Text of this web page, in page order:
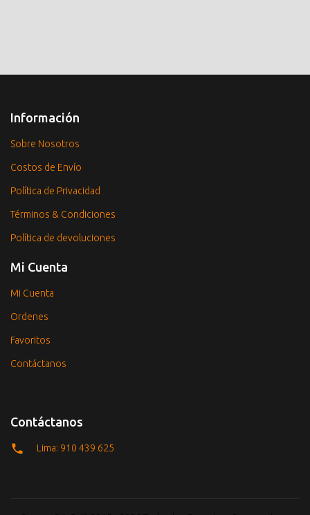
Información
Sobre Nosotros
Costos de Envío
Política de Privacidad
Términos & Condiciones
Política de devoluciones
Mi Cuenta
Mi Cuenta
Ordenes
Favoritos
Contáctanos
Contáctanos
Lima: 910 439 625